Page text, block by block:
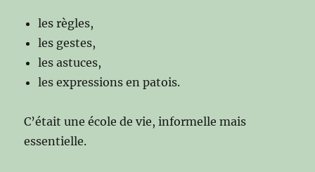
les règles,
les gestes,
les astuces,
les expressions en patois.
C’était une école de vie, informelle mais
essentielle.